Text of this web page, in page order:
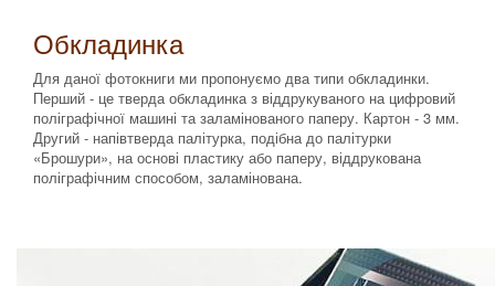
Обкладинка
Для даної фотокниги ми пропонуємо два типи обкладинки.
Перший - це тверда обкладинка з віддрукуваного на цифровий
поліграфічної машині та заламінованого паперу. Картон - 3 мм.
Другий - напівтверда палітурка, подібна до палітурки
«Брошури», на основі пластику або паперу, віддрукована
поліграфічним способом, заламінована.